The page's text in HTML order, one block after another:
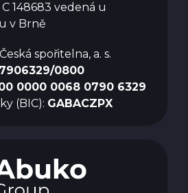
148683 vedená u
v Brně
spořitelna, a. s.
0800
0000 0068 0790 6329
(BIC): GABACZPX